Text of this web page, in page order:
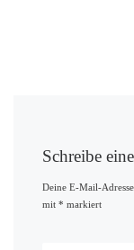
Schreibe
Deine E-Mail-
mit* markiert